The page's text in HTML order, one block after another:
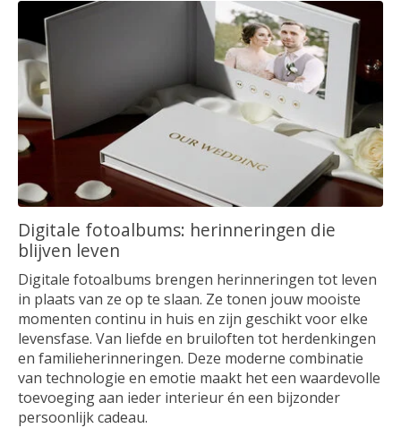
Digitale fotoalbums: herinneringen die
blijven leven
Digitale fotoalbums brengen herinneringen tot leven
in plaats van ze op te slaan. Ze tonen jouw mooiste
momenten continu in huis en zijn geschikt voor elke
levensfase. Van liefde en bruiloften tot herdenkingen
en familieherinneringen. Deze moderne combinatie
van technologie en emotie maakt het een waardevolle
toevoeging aan ieder interieur én een bijzonder
persoonlijk cadeau.